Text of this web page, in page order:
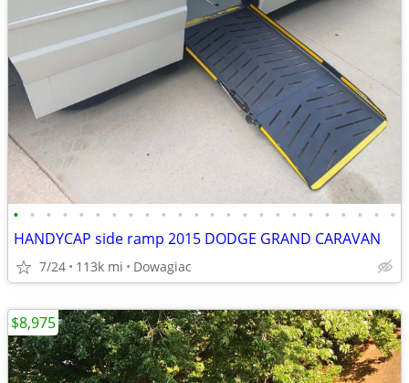
• • • • • • • • • • • • • • • • • • • • • • • •
HANDYCAP side ramp 2015 DODGE GRAND CARAVAN
7/24 113k mi Dowagiac
$8,975